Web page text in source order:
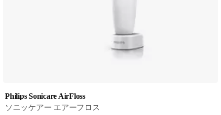
Philips Sonicare AirFloss
ソニッケアー エアーフロス